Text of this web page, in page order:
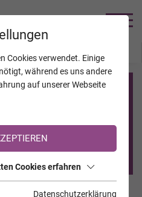
TrauerHilfe.it
registriert?
Registrierung <<
Cookies verwendet. Einige
während es uns andere
auf unserer Webseite
Cookies erfahren
Datenschutzerklärung
VERSTORBENE